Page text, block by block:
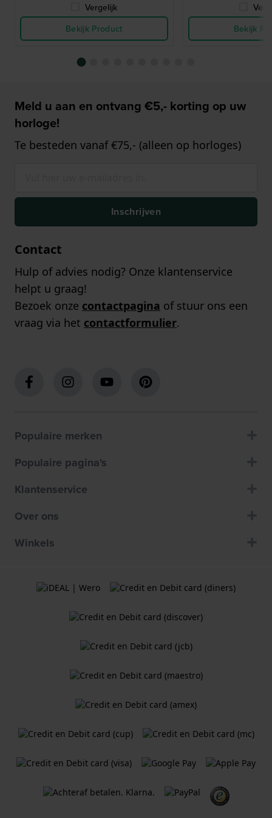
Vergelijk
Bekijk Product
Bekijk
Meld u aan en ontvang €5,- korting op uw
horloge!
Te besteden vanaf €75,- (alleen op horloges)
Inschrijven
Contact
Hulp of advies nodig? Onze klantenservice
helpt u graag!
Bezoek onze contactpagina of stuur ons een
vraag via het contactformulier.
Populaire merken
Populaire pagina's
Klantenservice
Over ons
Winkels